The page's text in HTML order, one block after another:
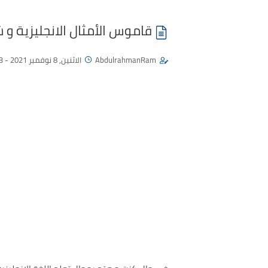
قاموس الأمثال الانجليزية
AbdulrahmanRam الاثنين, 8 نوفمبر 2021 - 03:23 م